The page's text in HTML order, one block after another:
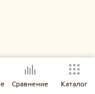
Сравнение Каталог